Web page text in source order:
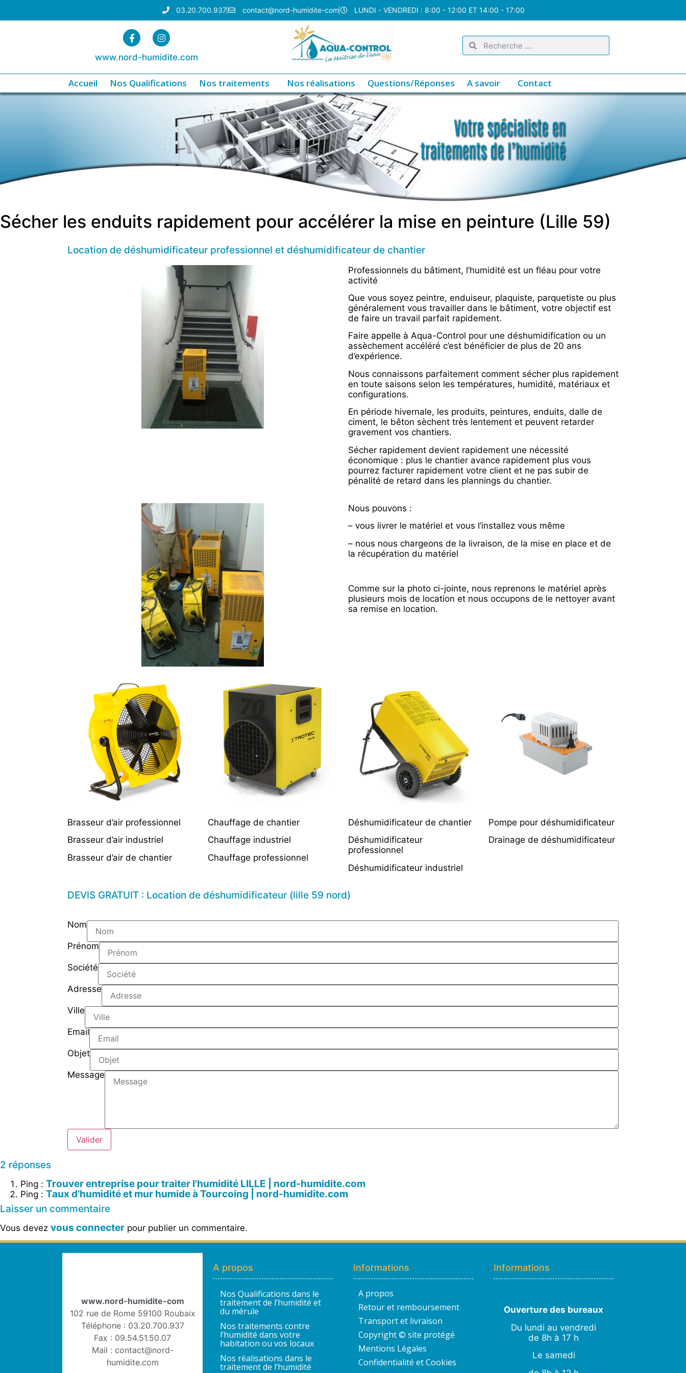
03.20.700.937 contact@nord-humidite-com LUNDI - VENDREDI : 8:00 - 12:00 ET 14:00 - 17:00
www.nord-humidite.com
Accueil Nos Qualifications Nos traitements Nos réalisations Questions/Réponses A savoir Contact
Sécher les enduits rapidement pour accélérer la mise en peinture (Lille 59)
Location de déshumidificateur professionnel et déshumidificateur de chantier
Professionnels du bâtiment, l’humidité est un fléau pour votre
activité
Que vous soyez peintre, enduiseur, plaquiste, parquetiste ou plus
généralement vous travailler dans le bâtiment, votre objectif est
de faire un travail parfait rapidement.
Faire appelle à Aqua-Control pour une déshumidification ou un
assèchement accéléré c’est bénéficier de plus de 20 ans
d’expérience.
Nous connaissons parfaitement comment sécher plus rapidement
en toute saisons selon les températures, humidité, matériaux et
configurations.
En période hivernale, les produits, peintures, enduits, dalle de
ciment, le bêton sèchent très lentement et peuvent retarder
gravement vos chantiers.
Sécher rapidement devient rapidement une nécessité
économique : plus le chantier avance rapidement plus vous
pourrez facturer rapidement votre client et ne pas subir de
pénalité de retard dans les plannings du chantier.
Nous pouvons :
– vous livrer le matériel et vous l’installez vous même
– nous nous chargeons de la livraison, de la mise en place et de
la récupération du matériel
Comme sur la photo ci-jointe, nous reprenons le matériel après
plusieurs mois de location et nous occupons de le nettoyer avant
sa remise en location.
Brasseur d’air professionnel
Brasseur d’air industriel
Brasseur d’air de chantier
Chauffage de chantier
Chauffage industriel
Chauffage professionnel
Déshumidificateur de chantier
Déshumidificateur
professionnel
Déshumidificateur industriel
Pompe pour déshumidificateur
Drainage de déshumidificateur
DEVIS GRATUIT : Location de déshumidificateur (lille 59 nord)
Nom
Prénom
Société
Adresse
Ville
Email
Objet
Message
Valider
2 réponses
Ping : Trouver entreprise pour traiter l'humidité LILLE | nord-humidite.com
Ping : Taux d’humidité et mur humide à Tourcoing | nord-humidite.com
Laisser un commentaire
Vous devez vous connecter pour publier un commentaire.
www.nord-humidite-com
102 rue de Rome 59100 Roubaix
Téléphone : 03.20.700.937
Fax : 09.54.51.50.07
Mail : contact@nord-
humidite.com
A propos
Nos Qualifications dans le
traitement de l’humidité et
du mérule
Nos traitements contre
l’humidité dans votre
habitation ou vos locaux
Nos réalisations dans le
traitement de l’humidité
Informations
A propos
Retour et remboursement
Transport et livraison
Copyright © site protégé
Mentions Légales
Confidentialité et Cookies
Informations
Ouverture des bureaux
Du lundi au vendredi
de 8h à 17 h
Le samedi
H
👋 Bonjour ! Je suis
🚿Cave inondée / infiltration